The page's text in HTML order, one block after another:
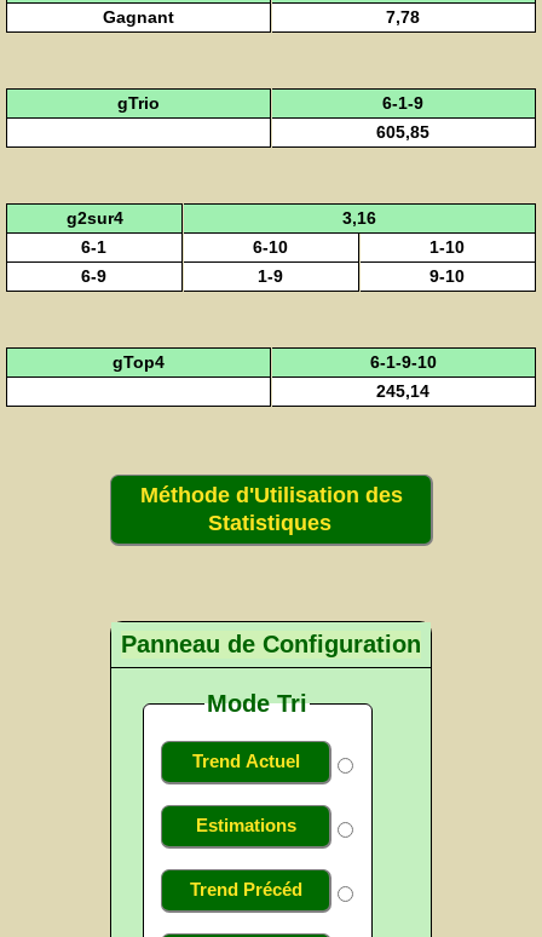
Gagnant
7,78
gTrio
6-1-9
605,85
g2sur4
3,16
6-1
6-10
1-10
6-9
1-9 9-10
gTop4
6-1-9-10
245,14
Méthode d'Utilisation des
Statistiques
Panneau de Configuration
Mode Tri
Trend Actuel
Estimations
Trend Précéd